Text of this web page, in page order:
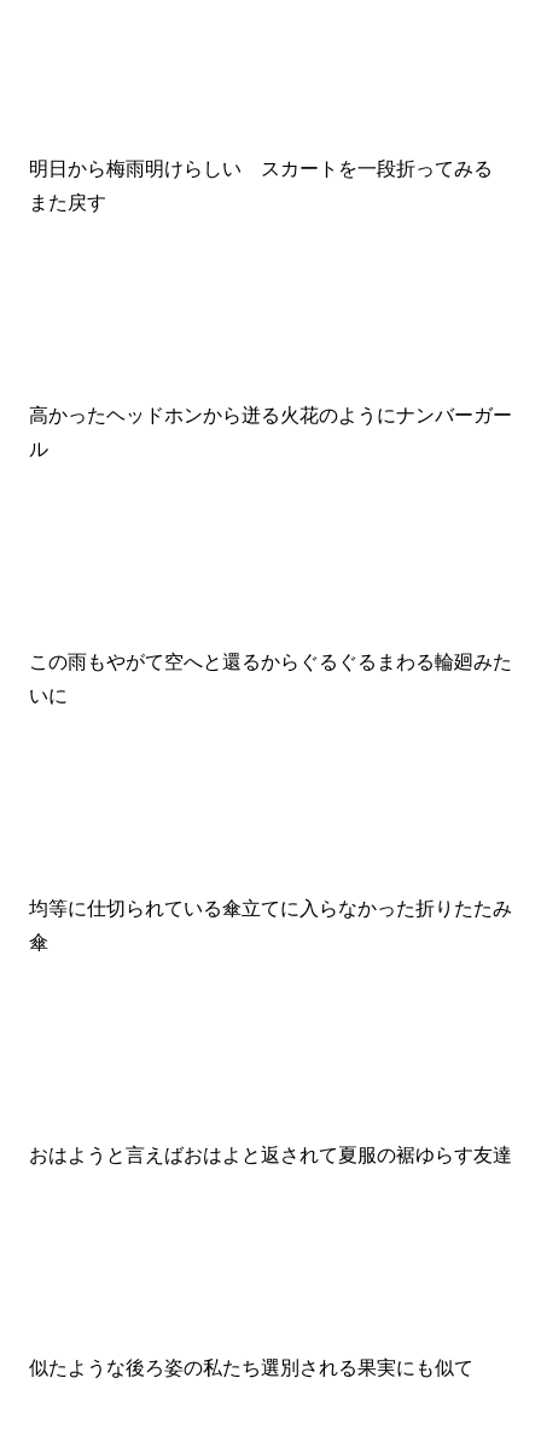
明日から梅雨明けらしい スカートを一段折ってみる
また戻す
高かったヘッドホンから迸る火花のようにナンバーガー
ル
この雨もやがて空へと還るからぐるぐるまわる輪廻みた
いに
均等に仕切られている傘立てに入らなかった折りたたみ
傘
おはようと言えばおはよと返されて夏服の裾ゆらす友達
似たような後ろ姿の私たち選別される果実にも似て